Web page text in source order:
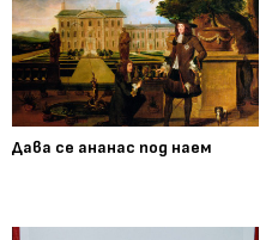
Дава се ананас под наем